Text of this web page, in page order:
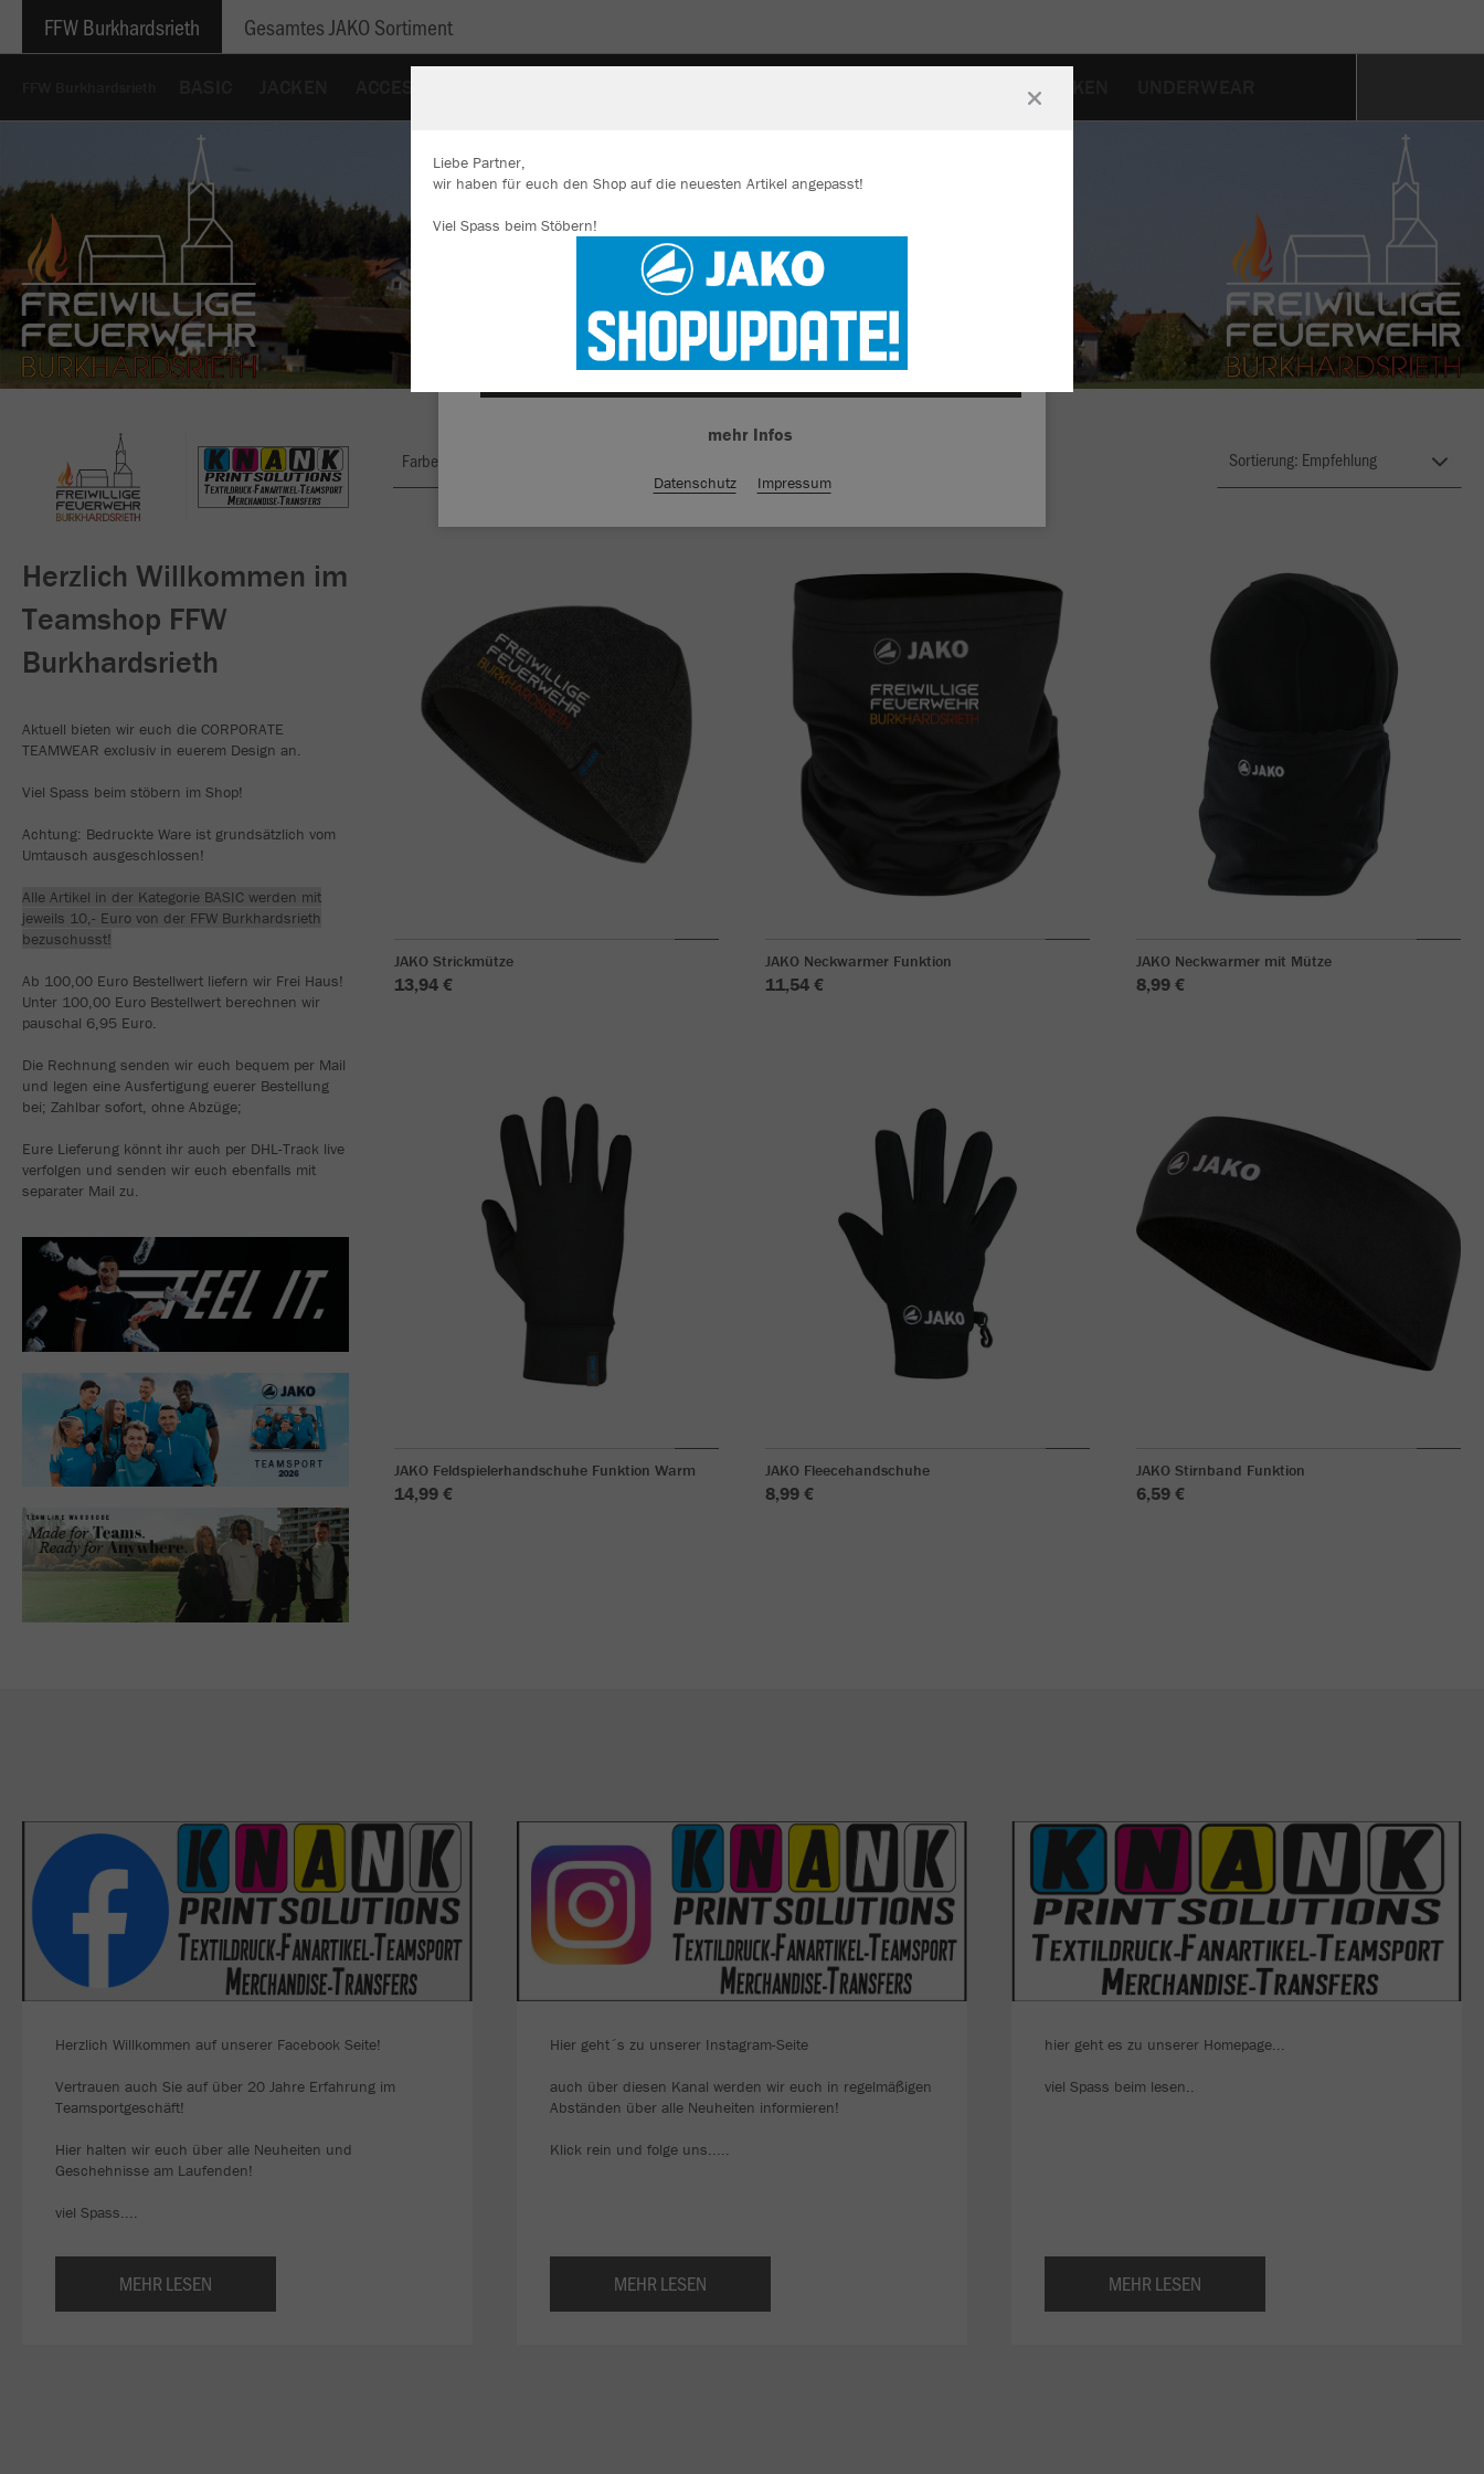
FFW Burkhardsrieth Gesamtes JAKO Sortiment
SOCKEN
Herzlich Willkommen im
Teamshop FFW
Burkhardsrieth
Aktuell bieten wir euch die CORPORATE
TEAMWEAR exclusiv in euerem Design an.
Viel Spass beim stöbern im Shop!
Achtung: Bedruckte Ware ist grundsätzlich vom
Umtausch ausgeschlossen!
Alle Artikel in der Kategorie BASIC werden mit
jeweils 10,- Euro von der FFW Burkhardsrieth
bezuschusst!
Ab 100,00 Euro Bestellwert liefern wir Frei Haus!
Unter 100,00 Euro Bestellwert berechnen wir
pauschal 6,95 Euro.
Die Rechnung senden wir euch bequem per Mail
und legen eine Ausfertigung euerer Bestellung
bei; Zahlbar sofort, ohne Abzüge;
Eure Lieferung könnt ihr auch per DHL-Track live
verfolgen und senden wir euch ebenfalls mit
separater Mail zu.
Farbe
JAKO Strickmütze
13,94 €
JAKO Neckwarmer Funktion
11,54 €
JAKO Neckwarmer mit Mütze
8,99 €
JAKO Feldspielerhandschuhe Funktion Warm
14,99 €
JAKO Fleecehandschuhe
8,99 €
JAKO Stirnband Funktion
6,59 €
Herzlich Willkommen auf unserer Facebook Seite!
Vertrauen auch Sie auf über 20 Jahre Erfahrung im
Teamsportgeschäft!
Hier halten wir euch über alle Neuheiten und
Geschehnisse am Laufenden!
viel Spass....
MEHR LESEN
Hier geht´s zu unserer Instagram-Seite
auch über diesen Kanal werden wir euch in regelmäßigen
Abständen über alle Neuheiten informieren!
Klick rein und folge uns.....
MEHR LESEN
hier geht es zu unserer Homepage...
viel Spass beim lesen..
MEHR LESEN
Liebe Partner,
wir haben für euch den Shop auf die neuesten Artikel angepasst!
Viel Spass beim Stöbern!
Durch die Analyse der Besucherdaten können wir dir personalisierte Inhalte
anzeigen und unsere Website verbessern. Weitere Informationen zu den
Cookies findest Du in den Einstellungen.
Alle akzeptieren
Alle ablehnen
mehr Infos
Datenschutz Impressum